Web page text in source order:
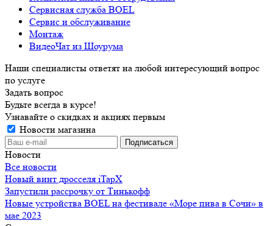
Сервисная служба BOEL
Сервис и обслуживание
Монтаж
ВидеоЧат из Шоурума
Наши специалисты ответят на любой интересующий вопрос
по услуге
Задать вопрос
Будьте всегда в курсе!
Узнавайте о скидках и акциях первым
Новости магазина
Новости
Все новости
Новый винт дросселя iTapX
Запустили рассрочку от Тинькофф
Новые устройства BOEL на фестивале «Море пива в Сочи» в
мае 2023